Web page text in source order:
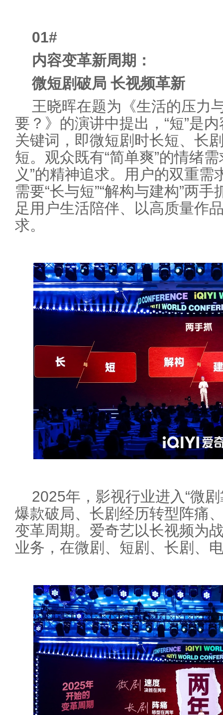
01#
内容变革新周期：
微短剧破局 长视频革新
王晓晖在题为《生活的压力
要？》的演讲中提出，“短”是
关键词，即微短剧时长短、长
短。观众既有“简单爽”的情绪
义”的精神追求。用户的双重
需要“长与短”“解构与建构”两
足用户生活陪伴、以高质量作
求。
2025年，影视行业进入“微
爆款破局、长剧经历转型阵痛
变革周期。爱奇艺以长视频为
业务，在微剧、短剧、长剧、